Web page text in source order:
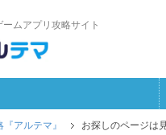
ームアプリ攻略サイト
アルテマ』 お探しのページは